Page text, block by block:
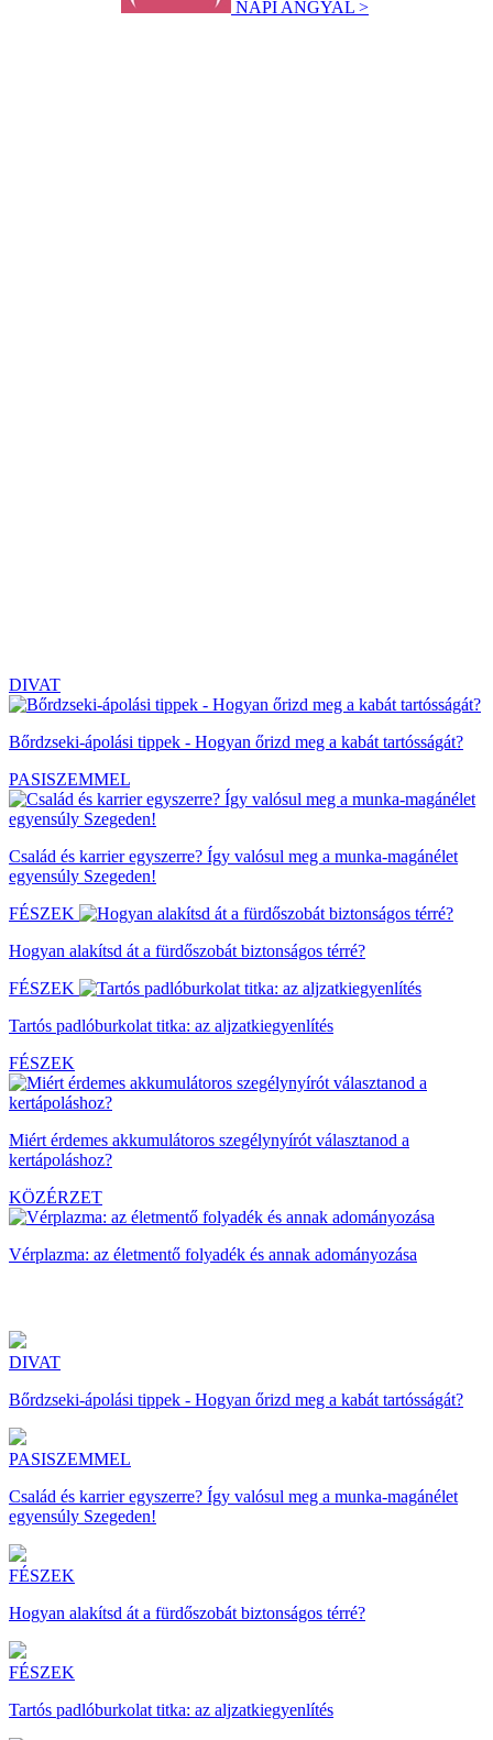
NAPI ANGYAL >
DIVAT
Bőrdzseki-ápolási tippek - Hogyan őrizd meg a kabát tartósságát?
PASISZEMMEL
Család és karrier egyszerre? Így valósul meg a munka-magánélet
egyensúly Szegeden!
FÉSZEK
Hogyan alakítsd át a fürdőszobát biztonságos térré?
FÉSZEK
Tartós padlóburkolat titka: az aljzatkiegyenlítés
FÉSZEK
Miért érdemes akkumulátoros szegélynyírót választanod a
kertápoláshoz?
KÖZÉRZET
Vérplazma: az életmentő folyadék és annak adományozása
DIVAT
Bőrdzseki-ápolási tippek - Hogyan őrizd meg a kabát tartósságát?
PASISZEMMEL
Család és karrier egyszerre? Így valósul meg a munka-magánélet
egyensúly Szegeden!
FÉSZEK
Hogyan alakítsd át a fürdőszobát biztonságos térré?
FÉSZEK
Tartós padlóburkolat titka: az aljzatkiegyenlítés